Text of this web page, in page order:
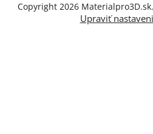
Copyright 2026 Materialpro3D.sk
Upraviť